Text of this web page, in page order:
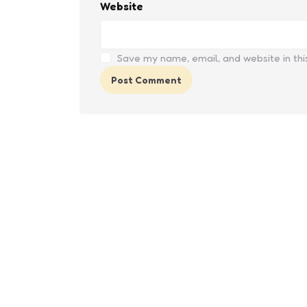
Website
Save my name, email, and website in